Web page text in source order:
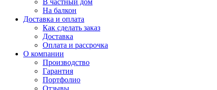
В частный дом
На балкон
Доставка и оплата
Как сделать заказ
Доставка
Оплата и рассрочка
О компании
Производство
Гарантия
Портфолио
Отзывы